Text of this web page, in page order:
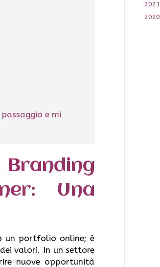
e mi
Una
un portfolio online; è
valori. In un settore
nuove opportunità
2021
2020